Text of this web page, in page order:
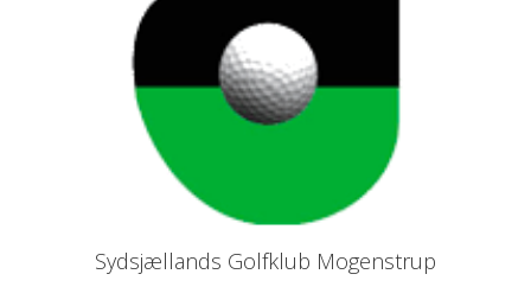
Sydsjællands Golfklub Mogenstrup